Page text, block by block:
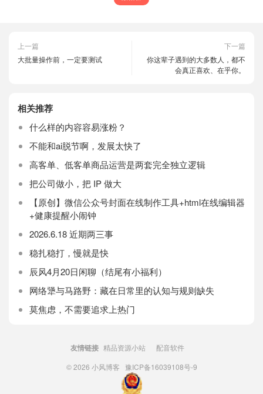
上一篇
大批量操作前，一定要测试
下一篇
你这辈子遇到的大多数人，都不
会真正喜欢、在乎你。
相关推荐
什么样的内容容易涨粉？
不能和ai脱节啊，发展太快了
高客单、低客单商品运营是两套完全独立逻辑
把公司做小，把 IP 做大
【原创】微信公众号封面在线制作工具+html在线编辑器
+健康提醒小闹钟
2026.6.18 近期两三事
稳扎稳打，慢就是快
辰风4月20日闲聊（结尾有小福利）
网络犟与马路野：藏在日常里的认知与规则缺失
莫焦虑，不需要追求上热门
友情链接 精品资源小站
配音软件
© 2026 小风博客 豫ICP备16039108号-9